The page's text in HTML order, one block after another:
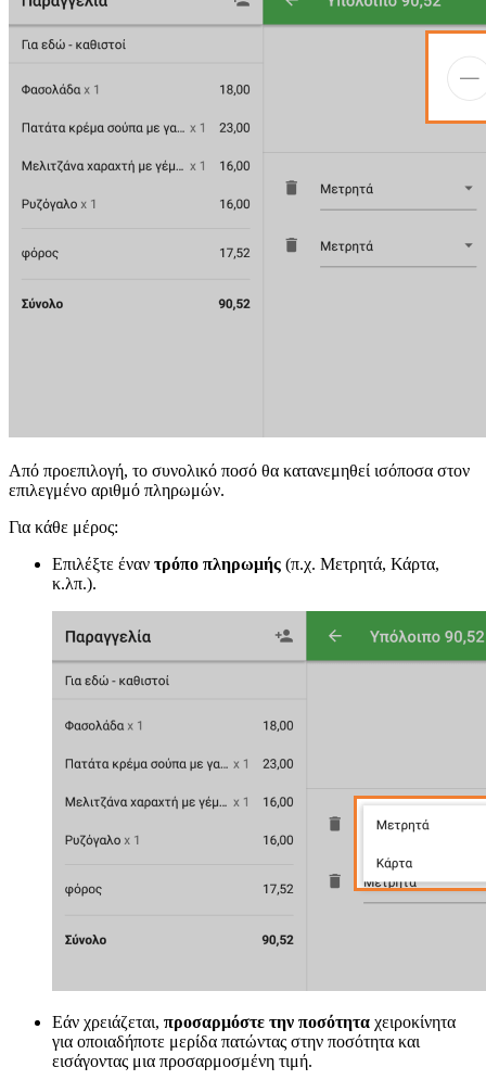
Από προεπιλογή, το συνολικό ποσό θα κατανεμηθεί ισόποσα στον
επιλεγμένο αριθμό πληρωμών.
Για κάθε μέρος:
Επιλέξτε έναν τρόπο πληρωμής (π.χ. Μετρητά, Κάρτα,
κ.λπ.).
Εάν χρειάζεται, προσαρμόστε την ποσότητα χειροκίνητα
για οποιαδήποτε μερίδα πατώντας στην ποσότητα και
εισάγοντας μια προσαρμοσμένη τιμή.